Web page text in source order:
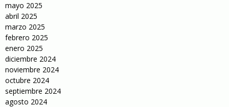
mayo 2025
abril 2025
marzo 2025
febrero 2025
enero 2025
diciembre 2024
noviembre 2024
octubre 2024
septiembre 2024
agosto 2024